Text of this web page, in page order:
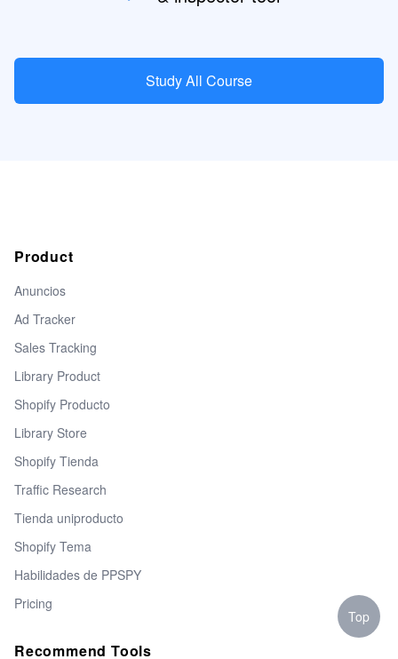
Study All Course
Product
Anuncios
Ad Tracker
Sales Tracking
Library Product
Shopify Producto
Library Store
Shopify Tienda
Traffic Research
Tienda uniproducto
Shopify Tema
Habilidades de PPSPY
Pricing
Recommend Tools
Top